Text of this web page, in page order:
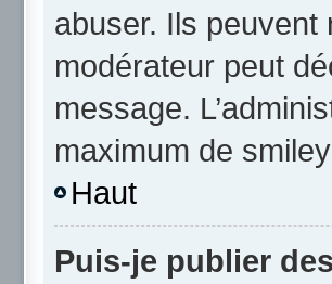
abuser. Ils peuvent
modérateur peut
message.
maximum de
Haut
Puis-je publier